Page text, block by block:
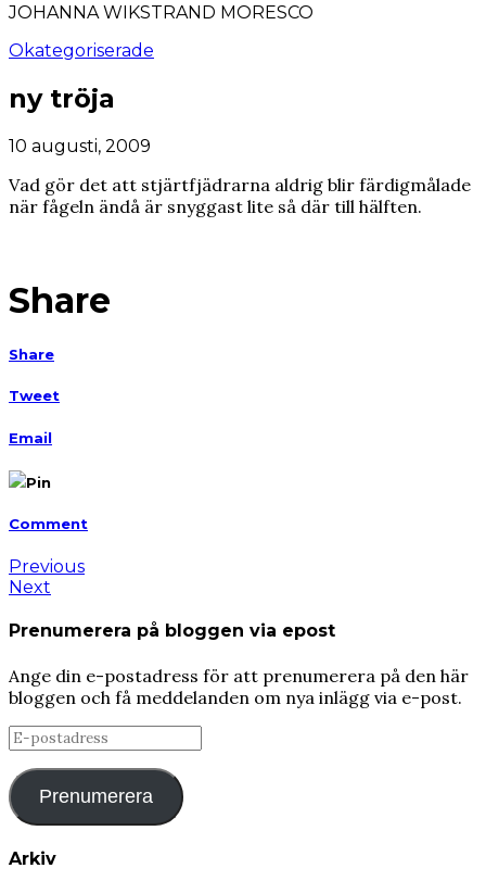
JOHANNA WIKSTRAND MORESCO
Okategoriserade
ny tröja
10 augusti, 2009
Vad gör det att stjärtfjädrarna aldrig blir färdigmålade
när fågeln ändå är snyggast lite så där till hälften.
Share
Share
Tweet
Email
Pin
Comment
Previous
Next
Prenumerera på bloggen via epost
Ange din e-postadress för att prenumerera på den här
bloggen och få meddelanden om nya inlägg via e-post.
E-
postadress
Prenumerera
Arkiv